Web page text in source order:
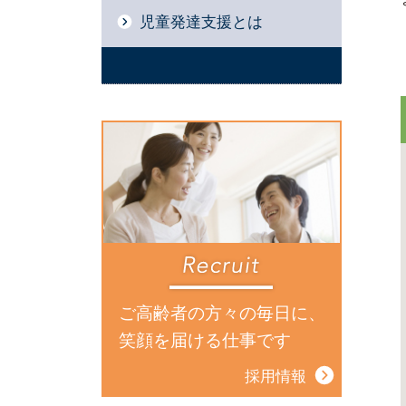
児童発達支援とは
ご高齢者の方々の毎日に、
笑顔を届ける仕事です
採用情報